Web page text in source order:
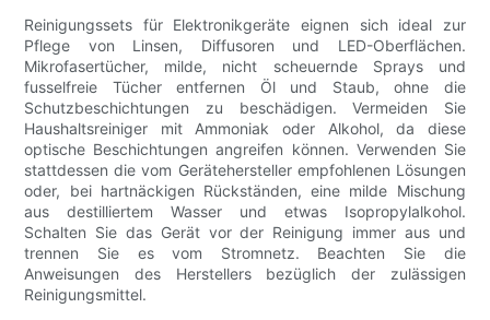
Reinigungssets für Elektronikgeräte eignen sich ideal zur
Pflege von Linsen, Diffusoren und LED-Oberflächen.
Mikrofasertücher, milde, nicht scheuernde Sprays und
fusselfreie Tücher entfernen Öl und Staub, ohne die
Schutzbeschichtungen zu beschädigen. Vermeiden Sie
Haushaltsreiniger mit Ammoniak oder Alkohol, da diese
optische Beschichtungen angreifen können. Verwenden Sie
stattdessen die vom Gerätehersteller empfohlenen Lösungen
oder, bei hartnäckigen Rückständen, eine milde Mischung
aus destilliertem Wasser und etwas Isopropylalkohol.
Schalten Sie das Gerät vor der Reinigung immer aus und
trennen Sie es vom Stromnetz. Beachten Sie die
Anweisungen des Herstellers bezüglich der zulässigen
Reinigungsmittel.